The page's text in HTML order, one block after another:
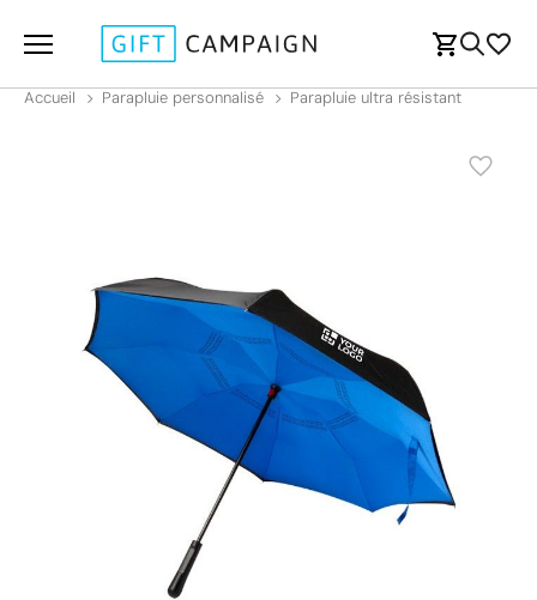
Accueil Parapluie personnalisé Parapluie ultra résistant